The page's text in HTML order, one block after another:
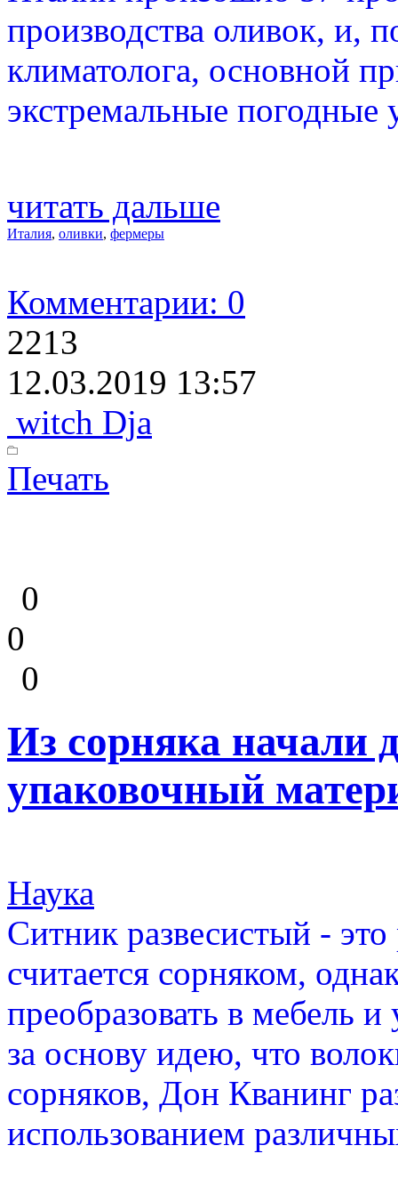
производства оливок, и,
климатолога, основной
экстремальные погодные
читать дальше
Италия, оливки, фермеры
Комментарии: 0
2213
12.03.2019 13:57
witch Dja
Печать
0
0
0
Из сорняка начали
упаковочный
Наука
Ситник развесистый -
считается сорняком,
преобразовать в мебель
за основу идею, что
сорняков, Дон Кванинг
использованием